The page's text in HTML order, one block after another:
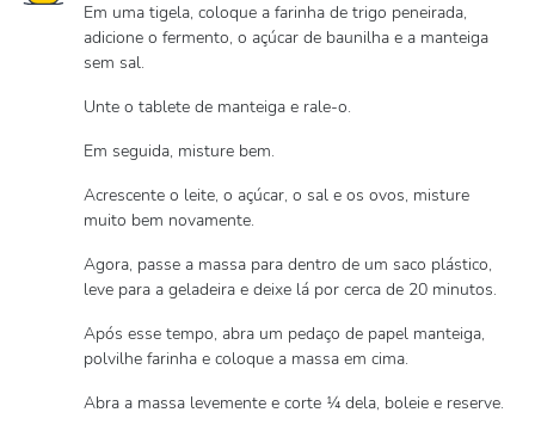
Em uma tigela, coloque a farinha de trigo peneirada,
adicione o fermento, o açúcar de baunilha e a manteiga
sem sal.
Unte o tablete de manteiga e rale-o.
Em seguida, misture bem.
Acrescente o leite, o açúcar, o sal e os ovos, misture
muito bem novamente.
Agora, passe a massa para dentro de um saco plástico,
leve para a geladeira e deixe lá por cerca de 20 minutos.
Após esse tempo, abra um pedaço de papel manteiga,
polvilhe farinha e coloque a massa em cima.
Abra a massa levemente e corte ¼ dela, boleie e reserve.